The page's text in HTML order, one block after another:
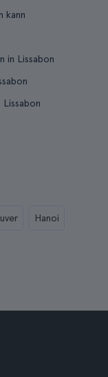
kann
in Lissabon
Hanoi